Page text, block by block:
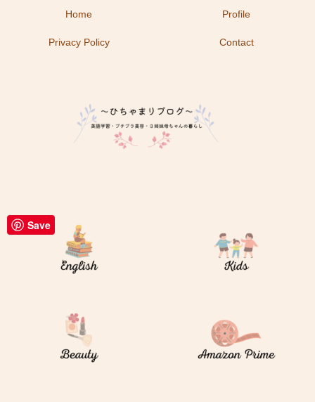
Home Profile
Privacy Policy Contact
Save